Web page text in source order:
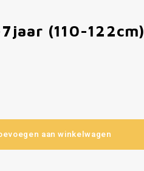
(110-122cm)
aan winkelwagen